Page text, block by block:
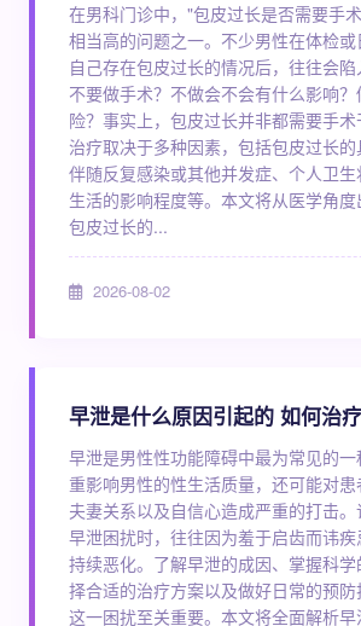
在男科门诊中，"包皮过长是否需要手
相当高的问题之一。不少男性在体检
自己存在包皮过长的情况后，往往会
不要做手术？不做会不会有什么影响
险？事实上，包皮过长并非都需要手
治疗取决于多种因素，包括包皮过长
伴随反复感染或其他并发症、个人卫
生活的影响程度等。本文将从医学角
包皮过长的...
2026-08-02
早泄是什么原因引起的 如何治
早泄是男性性功能障碍中最为常见的
重影响男性的性生活质量，还可能对患
夫妻关系以及自信心造成严重的打击
早泄困扰时，往往因为羞于启齿而讳
持续恶化。了解早泄的成因、掌握科
择合适的治疗方案以及做好日常的预
这一困扰至关重要。本文将全面解析早